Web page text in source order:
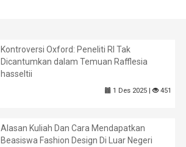
Kontroversi Oxford: Peneliti RI Tak
Dicantumkan dalam Temuan Rafflesia
hasseltii
1 Des 2025 | 451
Alasan Kuliah Dan Cara Mendapatkan
Beasiswa Fashion Design Di Luar Negeri